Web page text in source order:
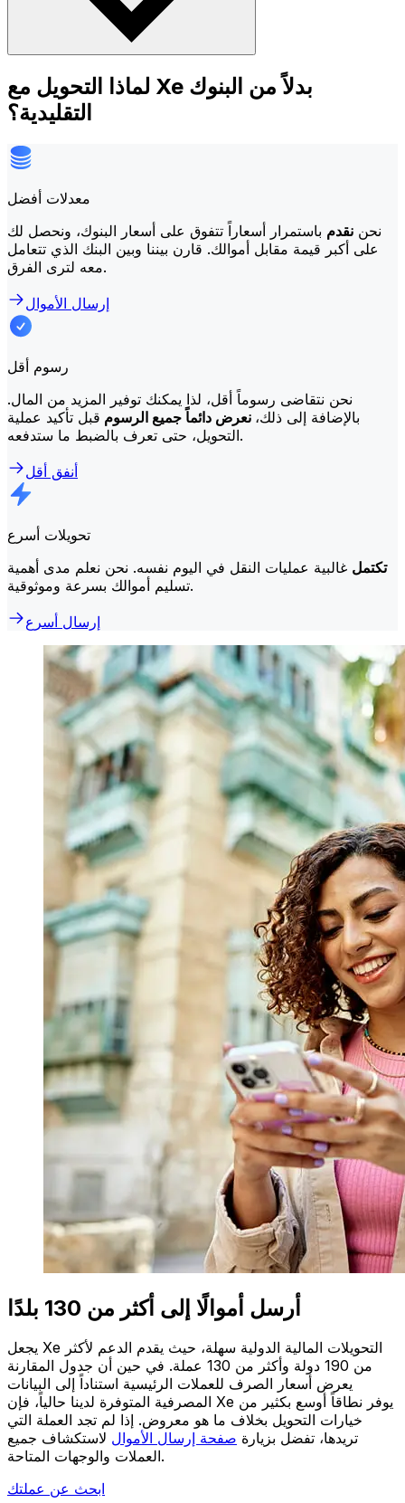
لماذا التحويل مع Xe بدلاً من البنوك
التقليدية؟
معدلات أفضل
نحن نقدم باستمرار أسعاراً تتفوق على أسعار البنوك، ونحصل لك
على أكبر قيمة مقابل أموالك. قارن بيننا وبين البنك الذي تتعامل
معه لترى الفرق.
إرسال الأموال
رسوم أقل
نحن نتقاضى رسوماً أقل، لذا يمكنك توفير المزيد من المال.
بالإضافة إلى ذلك، نعرض دائماً جميع الرسوم قبل تأكيد عملية
التحويل، حتى تعرف بالضبط ما ستدفعه.
أنفق أقل
تحويلات أسرع
تكتمل غالبية عمليات النقل في اليوم نفسه. نحن نعلم مدى أهمية
تسليم أموالك بسرعة وموثوقية.
إرسال أسرع
أرسل أموالًا إلى أكثر من 130 بلدًا
يجعل Xe التحويلات المالية الدولية سهلة، حيث يقدم الدعم لأكثر
من 190 دولة وأكثر من 130 عملة. في حين أن جدول المقارنة
يعرض أسعار الصرف للعملات الرئيسية استناداً إلى البيانات
المصرفية المتوفرة لدينا حالياً، فإن Xe يوفر نطاقاً أوسع بكثير من
خيارات التحويل بخلاف ما هو معروض. إذا لم تجد العملة التي
تريدها، تفضل بزيارة صفحة إرسال الأموال لاستكشاف جميع
العملات والوجهات المتاحة.
ابحث عن عملتك